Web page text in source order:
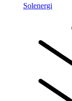
Solenergi